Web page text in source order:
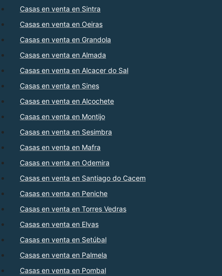
Casas en venta en Sintra
Casas en venta en Oeiras
Casas en venta en Grandola
Casas en venta en Almada
Casas en venta en Alcacer do Sal
Casas en venta en Sines
Casas en venta en Alcochete
Casas en venta en Montijo
Casas en venta en Sesimbra
Casas en venta en Mafra
Casas en venta en Odemira
Casas en venta en Santiago do Cacem
Casas en venta en Peniche
Casas en venta en Torres Vedras
Casas en venta en Elvas
Casas en venta en Setúbal
Casas en venta en Palmela
Casas en venta en Pombal